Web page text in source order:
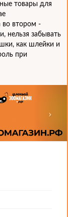
товары для
во втором -
нельзя забывать
как шлейки и
при